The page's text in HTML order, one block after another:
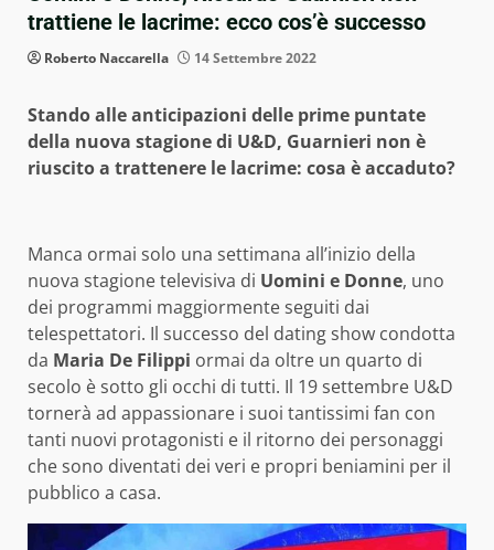
trattiene le lacrime: ecco cos’è successo
Roberto Naccarella 14 Settembre 2022
Stando alle anticipazioni delle prime puntate
della nuova stagione di U&D, Guarnieri non è
riuscito a trattenere le lacrime: cosa è accaduto?
Manca ormai solo una settimana all’inizio della
nuova stagione televisiva di Uomini e Donne, uno
dei programmi maggiormente seguiti dai
telespettatori. Il successo del dating show condotta
da Maria De Filippi ormai da oltre un quarto di
secolo è sotto gli occhi di tutti. Il 19 settembre U&D
tornerà ad appassionare i suoi tantissimi fan con
tanti nuovi protagonisti e il ritorno dei personaggi
che sono diventati dei veri e propri beniamini per il
pubblico a casa.